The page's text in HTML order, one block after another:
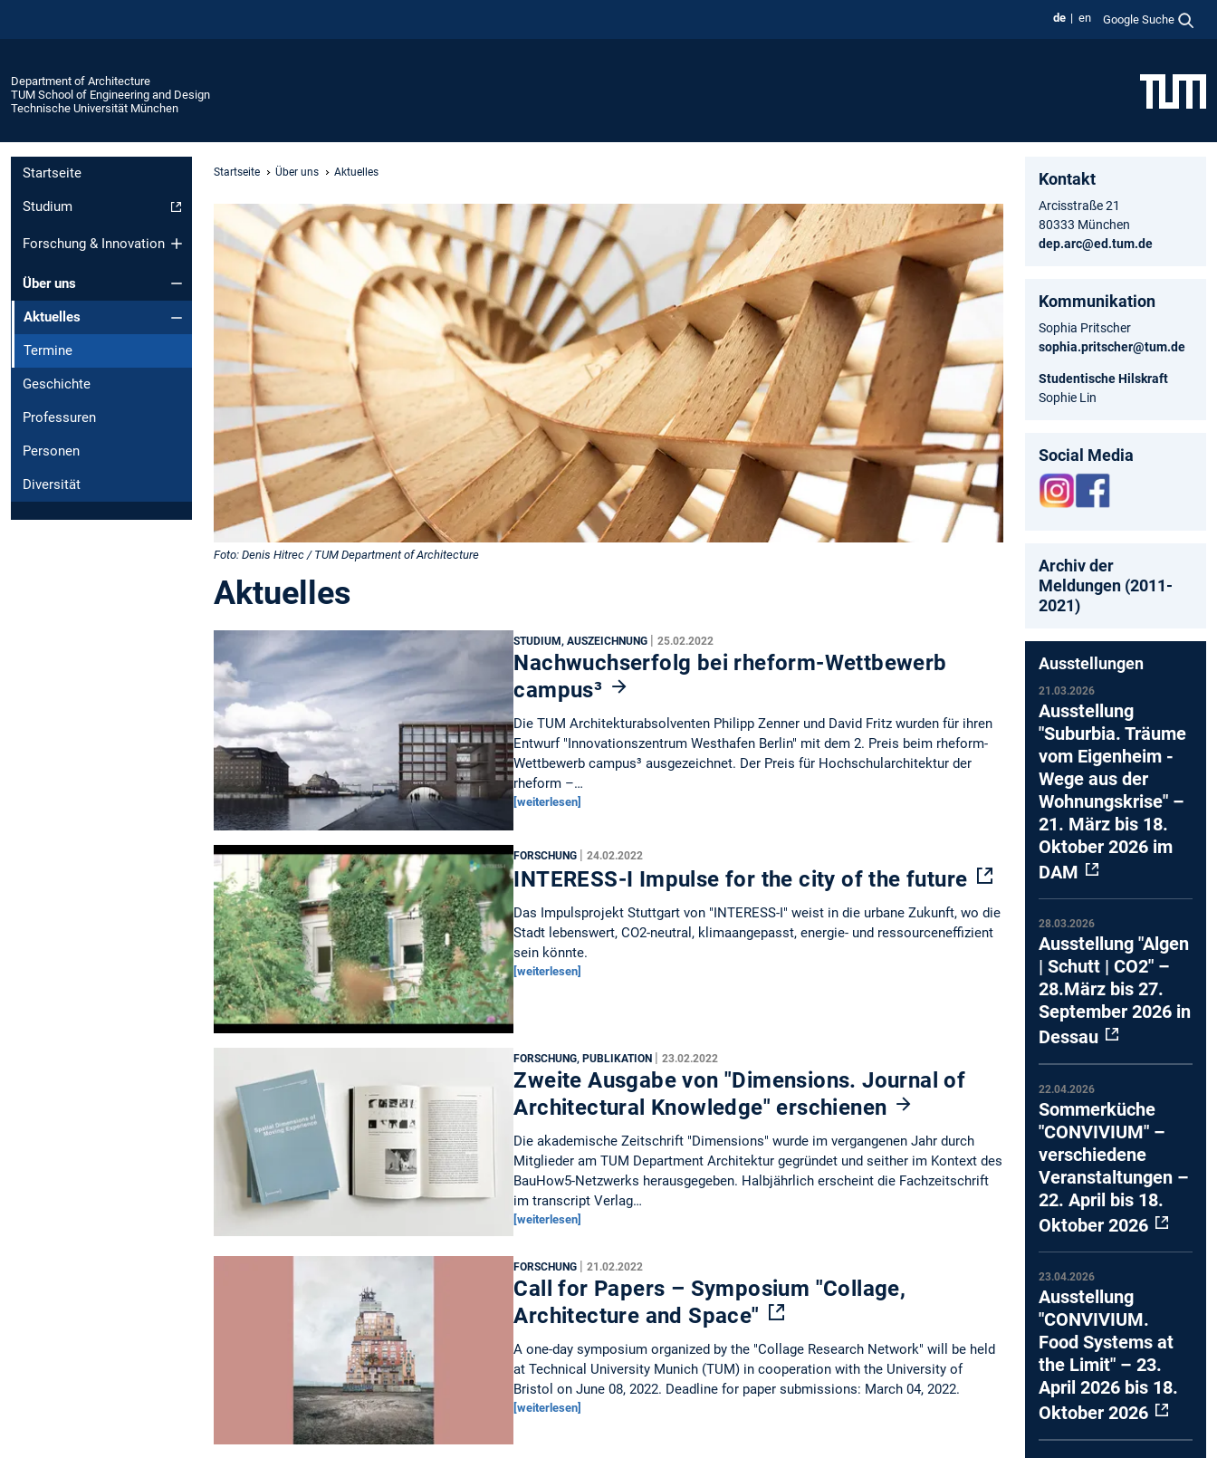
de en Google Suche
Department of Architecture
TUM School of Engineering and Design
Technische Universität München
Startseite
Studium
Forschung & Innovation
Über uns
Aktuelles
Termine
Geschichte
Professuren
Personen
Diversität
Startseite Über uns Aktuelles
Foto: Denis Hitrec / TUM Department of Architecture
Aktuelles
STUDIUM, AUSZEICHNUNG |25.02.2022
Nachwuchserfolg bei rheform-Wettbewerb
campus³
Die TUM Architekturabsolventen Philipp Zenner und David Fritz wurden für ihren
Entwurf "Innovationszentrum Westhafen Berlin" mit dem 2. Preis beim rheform-
Wettbewerb campus³ ausgezeichnet. Der Preis für Hochschularchitektur der
rheform –…
[weiterlesen]
FORSCHUNG |24.02.2022
INTERESS-I Impulse for the city of the future
Das Impulsprojekt Stuttgart von "INTERESS-I" weist in die urbane Zukunft, wo die
Stadt lebenswert, CO2-neutral, klimaangepasst, energie- und ressourceneffizient
sein könnte.
[weiterlesen]
FORSCHUNG, PUBLIKATION |23.02.2022
Zweite Ausgabe von "Dimensions. Journal of
Architectural Knowledge" erschienen
Die akademische Zeitschrift "Dimensions" wurde im vergangenen Jahr durch
Mitglieder am TUM Department Architektur gegründet und seither im Kontext des
BauHow5-Netzwerks herausgegeben. Halbjährlich erscheint die Fachzeitschrift
im transcript Verlag…
[weiterlesen]
FORSCHUNG |21.02.2022
Call for Papers – Symposium "Collage,
Architecture and Space"
A one-day symposium organized by the "Collage Research Network" will be held
at Technical University Munich (TUM) in cooperation with the University of
Bristol on June 08, 2022. Deadline for paper submissions: March 04, 2022.
[weiterlesen]
Kontakt
Arcisstraße 21
80333 München
dep.arc@ed.tum.de
Kommunikation
Sophia Pritscher
sophia.pritscher@tum.de
Studentische Hilskraft
Sophie Lin
Social Media
Archiv der
Meldungen (2011-
2021)
Ausstellungen
21.03.2026
Ausstellung
"Suburbia. Träume
vom Eigenheim -
Wege aus der
Wohnungskrise" –
21. März bis 18.
Oktober 2026 im
DAM
28.03.2026
Ausstellung "Algen
| Schutt | CO2" –
28.März bis 27.
September 2026 in
Dessau
22.04.2026
Sommerküche
"CONVIVIUM" –
verschiedene
Veranstaltungen –
22. April bis 18.
Oktober 2026
23.04.2026
Ausstellung
"CONVIVIUM.
Food Systems at
the Limit" – 23.
April 2026 bis 18.
Oktober 2026